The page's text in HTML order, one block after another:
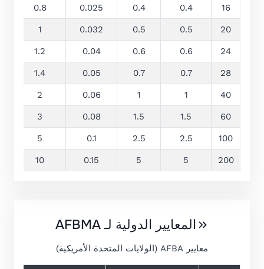
16
0.4
0.4
0.025
0.8
20
0.5
0.5
0.032
1
24
0.6
0.6
0.04
1.2
28
0.7
0.7
0.05
1.4
40
1
1
0.06
2
60
1.5
1.5
0.08
3
100
2.5
2.5
0.1
5
200
5
5
0.15
10
المعايير الدولية لـ AFBMA
معايير AFBA (الولايات المتحدة الأمريكية)